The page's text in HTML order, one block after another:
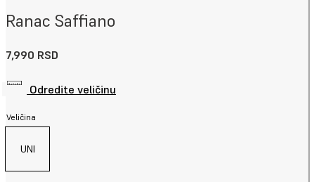
Ranac Saffiano
7,990 RSD
Odredite veličinu
Veličina
UNI